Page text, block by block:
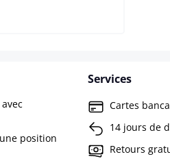
position
Services
Cartes
14 jours de
Retours